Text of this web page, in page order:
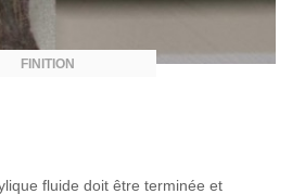
FINITION
fluide doit être terminée et